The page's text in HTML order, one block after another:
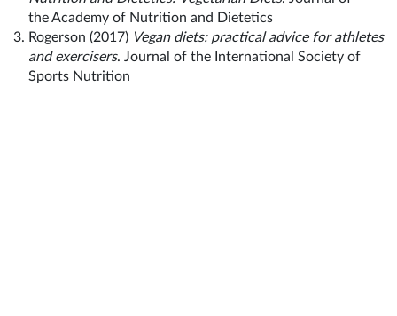
the Academy of Nutrition and Dietetics
Rogerson (2017) Vegan diets: practical advice for athletes
and exercisers. Journal of the International Society of
Sports Nutrition